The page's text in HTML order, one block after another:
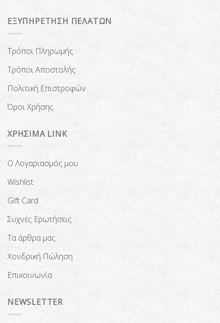
ΕΞΥΠΗΡΕΤΗΣΗ ΠΕΛΑΤΩΝ
Τρόποι Πληρωμής
Τρόποι Αποστολής
Πολιτική Επιστροφών
Όροι Χρήσης
ΧΡΗΣΙΜΑ LINK
Ο Λογαριασμός μου
Wishlist
Gift Card
Συχνές Ερωτήσεις
Τα άρθρα μας
Χονδρική Πώληση
Επικοινωνία
NEWSLETTER